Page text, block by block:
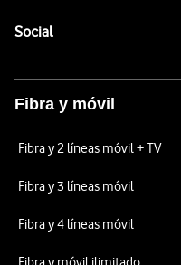
SocialEnlaces a las redes
Fibra y móvil
Fibra y 2 líneas móvil + TV
Fibra y 3 líneas móvil
Fibra y 4 líneas móvil